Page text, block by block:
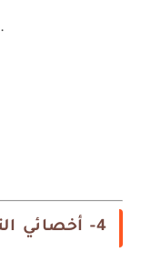
متابعة العقود والإجراءات العقارية.
4- أخصائي التشطيبات الداخلية